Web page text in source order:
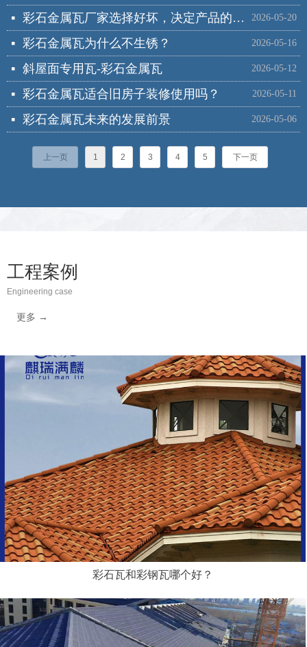
工程案例
Engineering case
彩石瓦和彩钢瓦哪个好？
更多 →
2026-05-20
넷 彩石金属瓦厂家选择好坏，决定产品的价格和质量，我们该如何选择？
2026-05-16
넷 彩石金属瓦为什么不生锈？
2026-05-12
넷 斜屋面专用瓦-彩石金属瓦
2026-05-11
넷 彩石金属瓦适合旧房子装修使用吗？
2026-05-06
넷 彩石金属瓦未来的发展前景
上一页 1 2 3 4 5 下一页